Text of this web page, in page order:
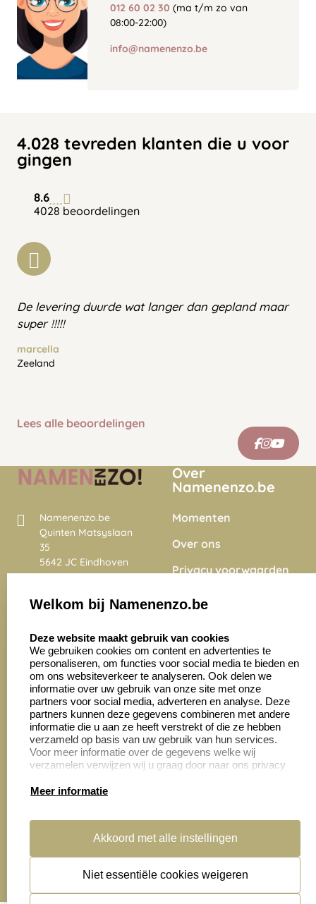
012 60 02 30 (ma t/m zo van
08:00-22:00)
info@namenenzo.be
4.028 tevreden klanten die u voor
gingen
8.6
4028 beoordelingen
De levering duurde wat langer dan gepland maar
super !!!!!
marcella
Zeeland
Lees alle beoordelingen
Namenenzo.be
Quinten Matsyslaan
35
5642 JC Eindhoven
Nederland
4028 beoordelingen
Over
Namenenzo.be
Momenten
Over ons
Privacy voorwaarden
Onze vacatures
Zakelijk:
Aanvraag op maat
Cadeaubonnen
Klantenservice:
Contact opnemen
Veelgestelde vragen
Retourneren
handleidingen
Welkom bij Namenenzo.be
Deze website maakt gebruik van cookies
We gebruiken cookies om content en advertenties te
personaliseren, om functies voor social media te bieden en
om ons websiteverkeer te analyseren. Ook delen we
informatie over uw gebruik van onze site met onze
partners voor social media, adverteren en analyse. Deze
partners kunnen deze gegevens combineren met andere
informatie die u aan ze heeft verstrekt of die ze hebben
verzameld op basis van uw gebruik van hun services.
Voor meer informatie over de gegevens welke wij
verzamelen verwijzen wij u graag door naar ons privacy
Meer informatie
Akkoord met alle instellingen
Niet essentiële cookies weigeren